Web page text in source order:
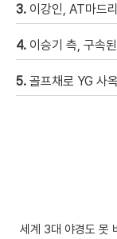
3. 이강인, AT마드
4. 이승기 측, 구속된 차가
5. 골프채로 YG 사
세계 3대 야경도 못